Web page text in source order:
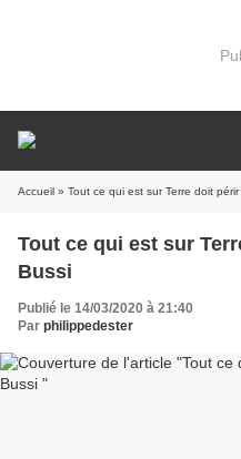
Accueil » Tout ce qui est sur Terre doit
Tout ce qui est sur
Bussi
Publié le 14/03/2020 à 21:40
Par philippedester